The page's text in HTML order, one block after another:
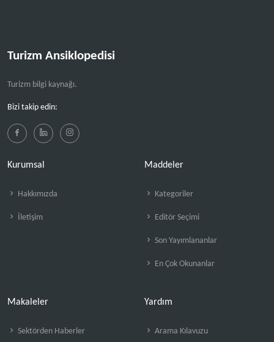
Turizm Ansiklopedisi
Turizm bilgi kaynağı.
Bizi takip edin:
Kurumsal
Hakkımızda
İletişim
Maddeler
Kategoriler
Editör Seçimi
Son Yayımlananlar
En Çok Okunanlar
Makaleler
Sektörden Haberler
Yardım
Arama Kılavuzu